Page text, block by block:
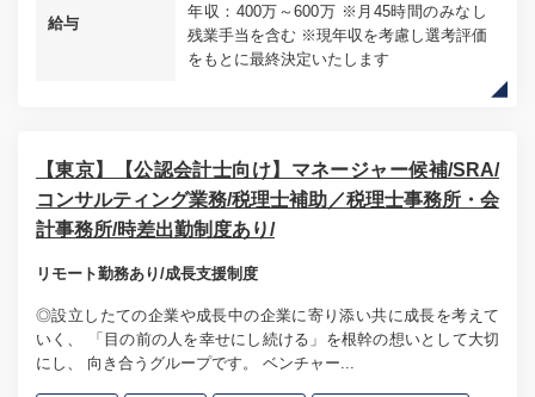
給与
年収：400万～600万 ※月45時間のみなし
残業手当を含む ※現年収を考慮し選考評価
をもとに最終決定いたします
【東京】【公認会計士向け】マネージャー候補/SRA/
コンサルティング業務/税理士補助／税理士事務所・会
計事務所/時差出勤制度あり/
リモート勤務あり/成長支援制度
◎設立したての企業や成長中の企業に寄り添い共に成長を考えて
いく、 「目の前の人を幸せにし続ける」を根幹の想いとして大切
にし、 向き合うグループです。 ベンチャー...